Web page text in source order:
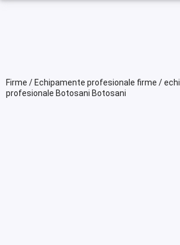
Firme / Echipamente profesionale firme /
profesionale Botosani Botosani